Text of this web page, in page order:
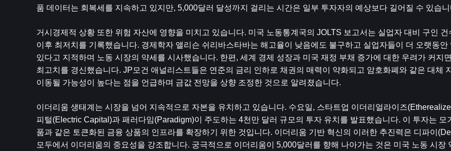
품 데이터는 회복세를 지속하고 있지만, 5,000달러 달성까지 걸리는 시간은 일부 투자자의 예상보다 길어질 수 있습니
거시경제적 상황 또한 위험 자산에 영향을 미치고 있습니다. 미국 노동통계국의 JOLTS 보고서는 실업자 대비 구인 건
이후 최저치를 기록했습니다. 경제학자 앨리슨 쉬리바스타바는 해고율이 낮음에도 불구하고 실업자들이 더 오랫동안
있다고 지적하며 노동 시장의 약세를 시사했습니다. 한편, 세계 경제 성장과 미국 재정 ​​부채 증가에 대한 우려가 커지
최고치를 경신했습니다. JP모건 애널리스트들은 연준의 금리 인하로 채권의 매력이 약화되고 암호화폐와 같은 대체
이동될 가능성이 높다는 점을 언급하며 금값 전망을 상향 조정한 것으로 알려졌습니다.
이더리움 생태계는 시장을 넘어 지속적으로 자본을 유치하고 있습니다. 수요일, 스타트업 이더리얼라이즈
피털(Electric Capital)과 패러다임(Paradigm)이 주도하는 4천만 달러 규모의 투자 유치를 발표했습니다. 이 투자는 모
품과 같은 토큰화된 금융 상품의 인프라를 확장하기 위한 것입니다. 이더리움 기반 혁신의 이러한 추진력은 디파이
모두에서 이더리움의 중요성을 강조합니다. 궁극적으로 이더리움이 5,000달러를 향해 나아가는 것은 미국 노동 시장